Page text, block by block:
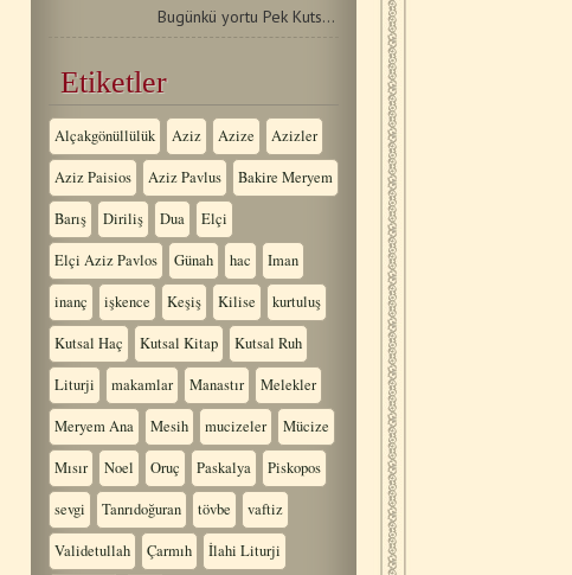
Bugünkü yortu Pek Kutsal Tanrıdoğuranın eşarpı…
Etiketler
Alçakgönüllülük Aziz Azize Azizler
Aziz Paisios Aziz Pavlus Bakire Meryem
Barış Diriliş Dua Elçi
Elçi Aziz Pavlos Günah hac Iman
inanç işkence Keşiş Kilise kurtuluş
Kutsal Haç Kutsal Kitap Kutsal Ruh
Liturji makamlar Manastır Melekler
Meryem Ana Mesih mucizeler Mücize
Mısır Noel Oruç Paskalya Piskopos
sevgi Tanrıdoğuran tövbe vaftiz
Validetullah Çarmıh İlahi Liturji